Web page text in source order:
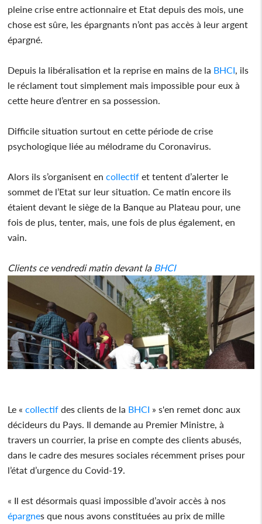
pleine crise entre actionnaire et Etat depuis des mois, une
chose est sûre, les épargnants n’ont pas accès à leur argent
épargné.
Depuis la libéralisation et la reprise en mains de la BHCI, ils
le réclament tout simplement mais impossible pour eux à
cette heure d’entrer en sa possession.
Difficile situation surtout en cette période de crise
psychologique liée au mélodrame du Coronavirus.
Alors ils s’organisent encollectif et tentent d’alerter le
sommet de l’Etat sur leur situation. Ce matin encore ils
étaient devant le siège de la Banque au Plateau pour, une
fois de plus, tenter, mais, une fois de plus également, en
vain.
Clients ce vendredi matin devant la BHCI
Le «collectif des clients de la BHCI » s'en remet donc aux
décideurs du Pays. Il demande au Premier Ministre, à
travers un courrier, la prise en compte des clients abusés,
dans le cadre des mesures sociales récemment prises pour
l’état d’urgence du Covid-19.
« Il est désormais quasi impossible d’avoir accès à nos
épargnes que nous avons constituées au prix de mille